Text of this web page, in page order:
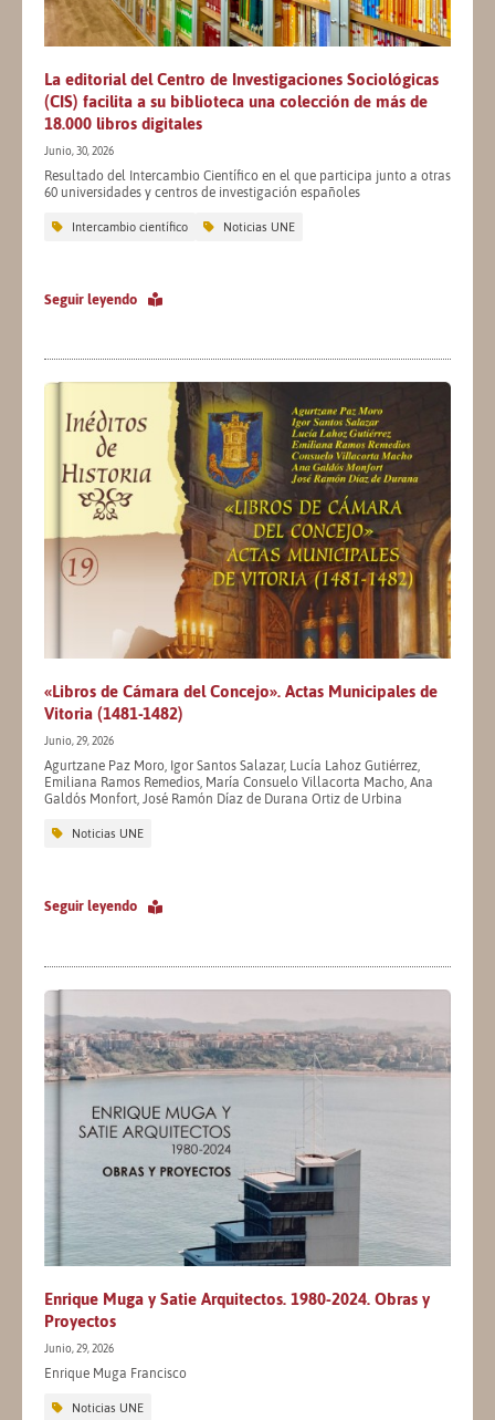
La editorial del Centro de Investigaciones Sociológicas
(CIS) facilita a su biblioteca una colección de más de
18.000 libros digitales
Junio, 30, 2026
Resultado del Intercambio Científico en el que participa junto a otras
60 universidades y centros de investigación españoles
Intercambio científico Noticias UNE
Seguir leyendo
«Libros de Cámara del Concejo». Actas Municipales de
Vitoria (1481-1482)
Junio, 29, 2026
Agurtzane Paz Moro, Igor Santos Salazar, Lucía Lahoz Gutiérrez,
Emiliana Ramos Remedios, María Consuelo Villacorta Macho, Ana
Galdós Monfort, José Ramón Díaz de Durana Ortiz de Urbina
Noticias UNE
Seguir leyendo
Enrique Muga y Satie Arquitectos. 1980-2024. Obras y
Proyectos
Junio, 29, 2026
Enrique Muga Francisco
Noticias UNE